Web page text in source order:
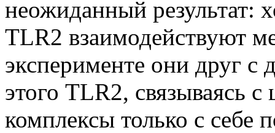
неожиданный результат:
TLR2 взаимодействуют
эксперименте они друг с
этого TLR2, связываясь
комплексы только с